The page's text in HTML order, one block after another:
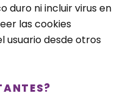
duro ni incluir virus en
las cookies
usuario desde otros